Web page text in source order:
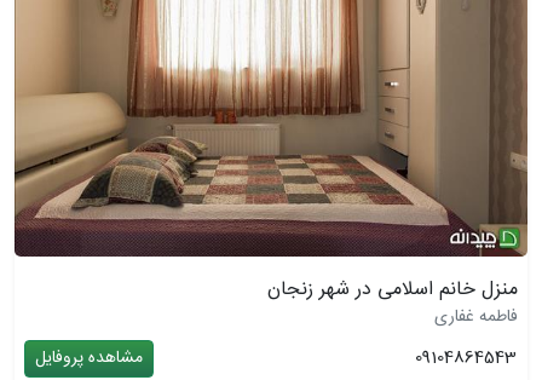
منزل خانم اسلامی در شهر زنجان
فاطمه غفاری
09104864543
مشاهده پروفایل